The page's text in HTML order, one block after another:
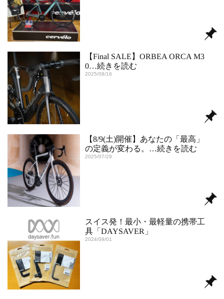
【Final SALE】ORBEA ORCA M3
0…続きを読む
2025/08/16
【8/9(土)開催】あなたの「最高」
の定義が変わる。 …続きを読む
2025/07/29
スイス発！最小・最軽量の携帯工
具「DAYSAVER」
2024/09/01